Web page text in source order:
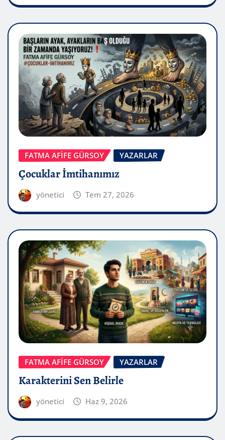
FATMA AFİFE GÜRSOY YAZARLAR
Çocuklar İmtihanımız
yönetici Tem 27, 2026
FATMA AFİFE GÜRSOY YAZARLAR
Karakterini Sen Belirle
yönetici Haz 9, 2026